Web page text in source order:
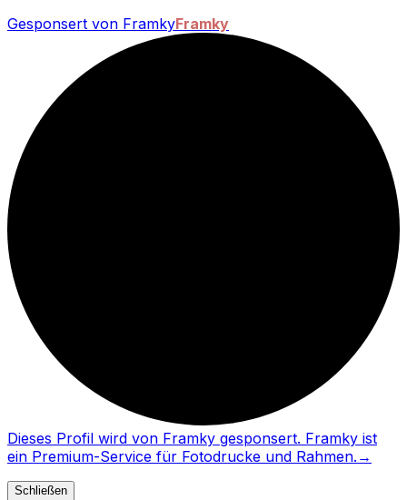
Gesponsert von FramkyFramky
Dieses Profil wird von Framky gesponsert. Framky ist
ein Premium-Service für Fotodrucke und Rahmen. →
Schließen